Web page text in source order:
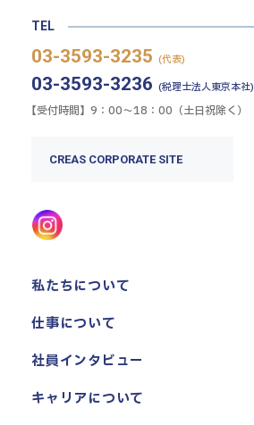
TEL
03-3593-3235 (代表)
03-3593-3236 (税理士法人東京本社)
【受付時間】9：00〜18：00（土日祝除く）
CREAS CORPORATE SITE
私たちについて
仕事について
社員インタビュー
キャリアについて